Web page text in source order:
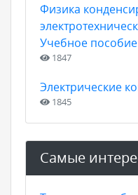
Физика
Учебное пособие
1847
Электрические
1845
Самые